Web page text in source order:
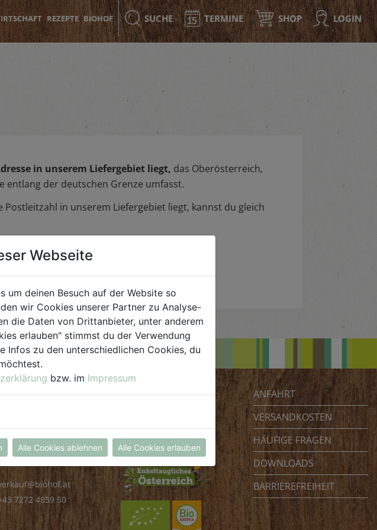
REZEPTE BIOHOF SUCHE TERMINE SHOP LOGIN
in unserem Liefergebiet liegt, das Oberösterreich,
entlang der deutschen Grenze umfasst.
Postleitzahl in unserem Liefergebiet liegt, kannst du gleich
- Do: 8.00 - 16.00 Uhr
7272 4859 50
Biohof Achleitner
4070 Eferding
Österreich
ANFAHRT
VERSANDKOSTEN
HÄUFIGE FRAGEN
DOWNLOADS
BARRIEREFREIHEIT
Webseite
um deinen Besuch auf der Website so
wir Cookies unserer Partner zu Analyse-
die Daten von Drittanbieter, unter anderem
erlauben" stimmst du der Verwendung
Infos zu den unterschiedlichen Cookies, du
bzw. im Impressum
Alle Cookies ablehnen Alle Cookies erlauben